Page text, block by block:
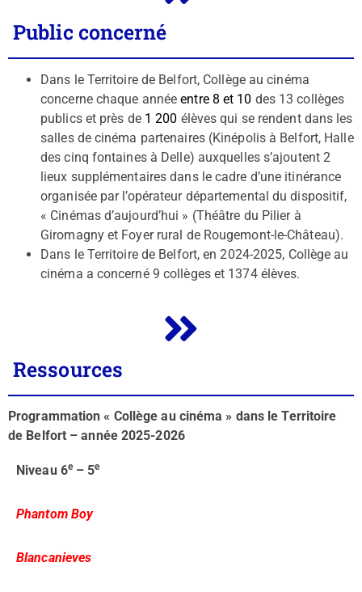
Public concerné
Dans le Territoire de Belfort, Collège au cinéma
concerne chaque annéeentre 8 et 10 des 13 collèges
publics et près de 1 200 élèves qui se rendent dans les
salles de cinéma partenaires (Kinépolis à Belfort, Halle
des cinq fontaines à Delle) auxquelles s’ajoutent 2
lieux supplémentaires dans le cadre d’une itinérance
organisée par l’opérateur départemental du dispositif,
« Cinémas d’aujourd’hui » (Théâtre du Pilier à
Giromagny et Foyer rural de Rougemont-le-Château).
Dans le Territoire de Belfort, en 2024-2025, Collège au
cinéma a concerné 9 collèges et 1374 élèves.
Ressources
Programmation « Collège au cinéma » dans le Territoire
de Belfort – année 2025-2026
Niveau 6e– 5e
Phantom Boy
Blancanieves